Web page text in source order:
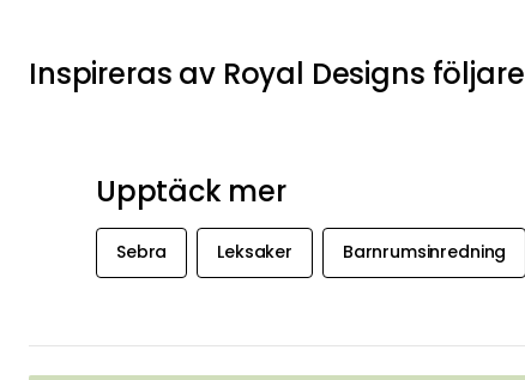
Inspireras av Royal Designs följare
Upptäck mer
Sebra Leksaker Barnrumsinredning